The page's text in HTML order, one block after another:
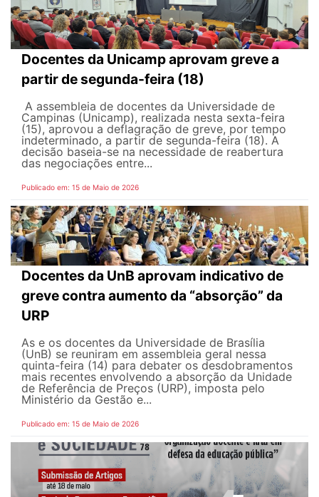
Docentes da Unicamp aprovam greve a
partir de segunda-feira (18)
A assembleia de docentes da Universidade de
Campinas (Unicamp), realizada nesta sexta-feira
(15), aprovou a deflagração de greve, por tempo
indeterminado, a partir de segunda-feira (18). A
decisão baseia-se na necessidade de reabertura
das negociações entre...
Publicado em: 15 de Maio de 2026
Docentes da UnB aprovam indicativo de
greve contra aumento da “absorção” da
URP
As e os docentes da Universidade de Brasília
(UnB) se reuniram em assembleia geral nessa
quinta-feira (14) para debater os desdobramentos
mais recentes envolvendo a absorção da Unidade
de Referência de Preços (URP), imposta pelo
Ministério da Gestão e...
Publicado em: 15 de Maio de 2026